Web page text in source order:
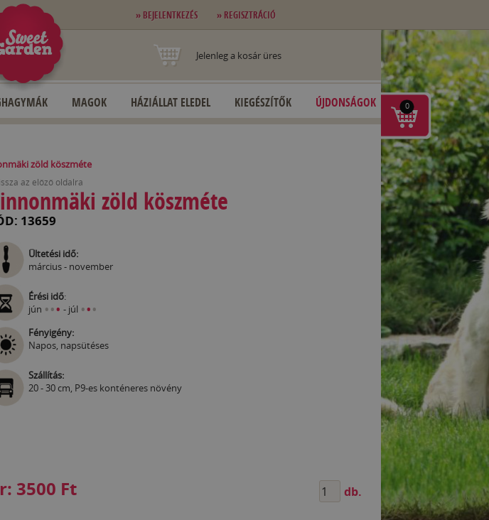
» BEJELENTKEZÉS » REGISZTRÁCIÓ
Jelenleg a kosár üres
MAGOK HÁZIÁLLAT ELEDEL KIEGÉSZÍTŐK ÚJDONSÁGOK
zöld köszméte
az előző oldalra
zöld köszméte
13659
Ültetési idő:
március - november
Érési idő:
jún ••• - júl •••
Fényigény:
Napos, napsütéses
Szállítás:
20 - 30 cm, P9-es konténeres növény
3500 Ft db.
0